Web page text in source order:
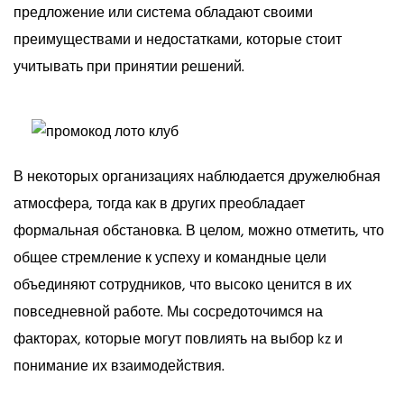
предложение или система обладают своими
преимуществами и недостатками, которые стоит
учитывать при принятии решений.
В некоторых организациях наблюдается дружелюбная
атмосфера, тогда как в других преобладает
формальная обстановка. В целом, можно отметить, что
общее стремление к успеху и командные цели
объединяют сотрудников, что высоко ценится в их
повседневной работе. Мы сосредоточимся на
факторах, которые могут повлиять на выбор kz и
понимание их взаимодействия.